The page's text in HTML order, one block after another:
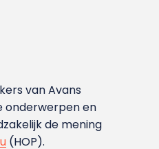
van Avans
onderwerpen en
de mening
(HOP).